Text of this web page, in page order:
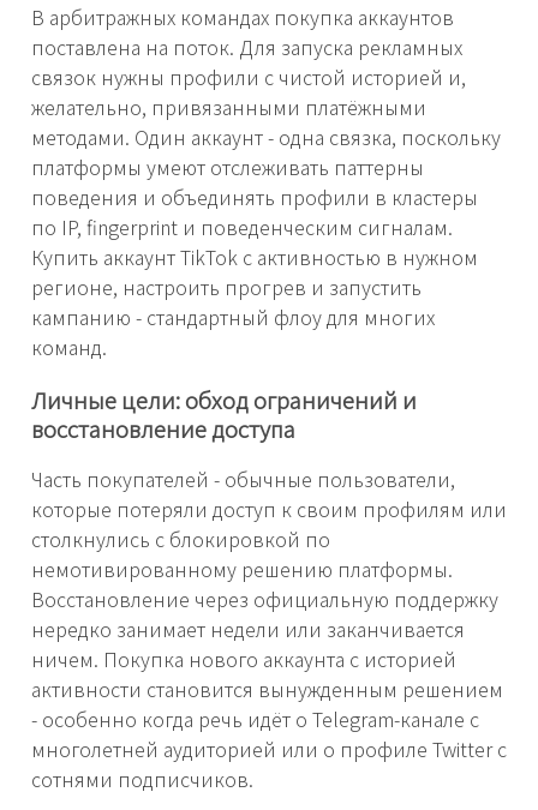
В арбитражных командах покупка аккаунтов
поставлена на поток. Для запуска рекламных
связок нужны профили с чистой историей и,
желательно, привязанными платёжными
методами. Один аккаунт - одна связка, поскольку
платформы умеют отслеживать паттерны
поведения и объединять профили в кластеры
по IP, fingerprint и поведенческим сигналам.
Купить аккаунт TikTok с активностью в нужном
регионе, настроить прогрев и запустить
кампанию - стандартный флоу для многих
команд.
Личные цели: обход ограничений и
восстановление доступа
Часть покупателей - обычные пользователи,
которые потеряли доступ к своим профилям или
столкнулись с блокировкой по
немотивированному решению платформы.
Восстановление через официальную поддержку
нередко занимает недели или заканчивается
ничем. Покупка нового аккаунта с историей
активности становится вынужденным решением
- особенно когда речь идёт о Telegram-канале с
многолетней аудиторией или о профиле Twitter с
сотнями подписчиков.